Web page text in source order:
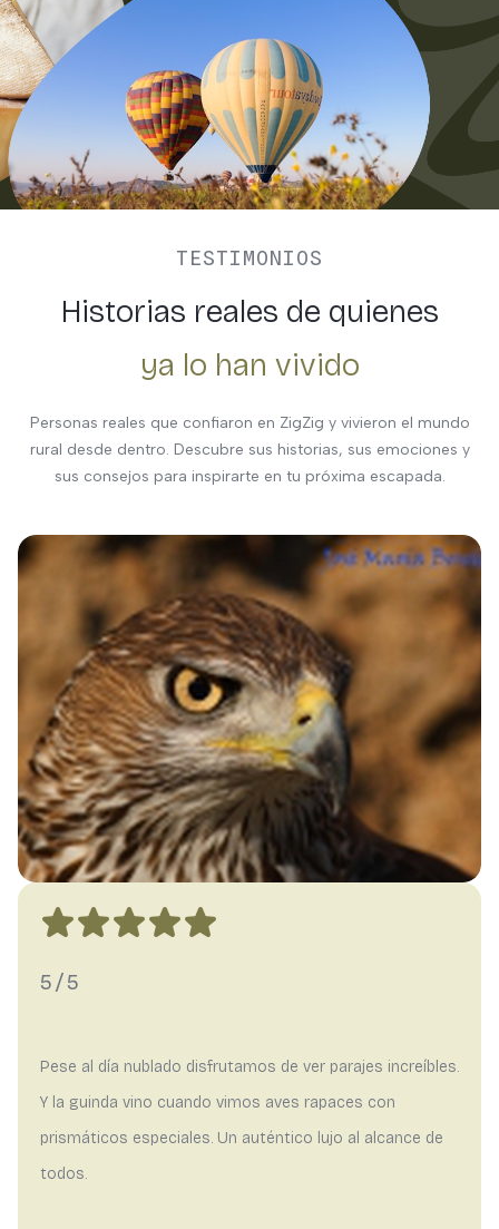
TESTIMONIOS
Historias reales de quienes
ya lo han vivido
Personas reales que confiaron en ZigZig y vivieron el mundo
rural desde dentro. Descubre sus historias, sus emociones y
sus consejos para inspirarte en tu próxima escapada.
5/5
Pese al día nublado disfrutamos de ver parajes increíbles.
Y la guinda vino cuando vimos aves rapaces con
prismáticos especiales. Un auténtico lujo al alcance de
todos.